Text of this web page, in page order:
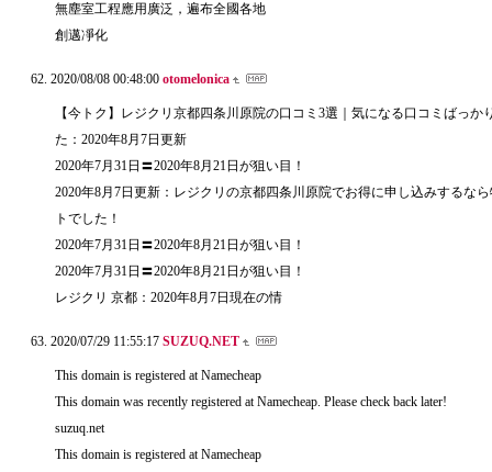
無塵室工程應用廣泛，遍布全國各地
創邁凈化
2020/08/08 00:48:00 otomelonica
【今トク】レジクリ京都四条川原院の口コミ3選｜気になる口コミばっか
た：2020年8月7日更新
2020年7月31日〓2020年8月21日が狙い目！
2020年8月7日更新：レジクリの京都四条川原院でお得に申し込みするな
トでした！
2020年7月31日〓2020年8月21日が狙い目！
2020年7月31日〓2020年8月21日が狙い目！
レジクリ 京都：2020年8月7日現在の情
2020/07/29 11:55:17 SUZUQ.NET
This domain is registered at Namecheap
This domain was recently registered at Namecheap. Please check back later!
suzuq.net
This domain is registered at Namecheap